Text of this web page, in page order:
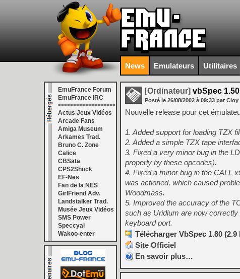
News Emulateurs Utilitaires
EmuFrance Forum
EmuFrance IRC
===================
Actus Jeux Vidéos
Arcade Fans
Amiga Museum
Arkames Trad.
Bruno C. Zone
Calice
CBSata
CPS2Shock
EF-Nes
Fan de la NES
GirlFriend Adv.
Landstalker Trad.
Musée Jeux Vidéos
SMS Power
Speccyal
Wakoo-enter
[Ordinateur] vbSpec 1.50
Posté le 26/08/2002 à 09:33 par Cloy
Nouvelle release pour cet
1. Added support for loading TZX
2. Added a simple TZX tape
3. Fixed a very minor bug in the
properly by these opcodes).
4. Fixed a minor bug in the CALL
was actioned, which caused
Woodmass.
5. Improved the accuracy of the
such as Uridium are now
keyboard port.
Télécharger VbSpec 1.80 (2.9
Site Officiel
En savoir plus…